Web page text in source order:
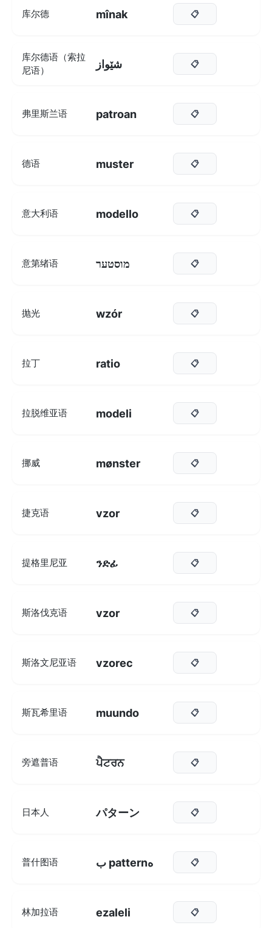
库尔德 mînak 📋
库尔德语（索拉
尼语）
شێواز 📋
弗里斯兰语 patroan 📋
德语 muster 📋
意大利语 modello 📋
意第绪语 מוסטער 📋
抛光 wzór 📋
拉丁 ratio 📋
拉脱维亚语 modeli 📋
挪威 mønster 📋
捷克语 vzor 📋
提格里尼亚 ንድፊ 📋
斯洛伐克语 vzor 📋
斯洛文尼亚语 vzorec 📋
斯瓦希里语 muundo 📋
旁遮普语 ਪੈਟਰਨ 📋
日本人 パターン 📋
普什图语 ب patternه 📋
林加拉语 ezaleli 📋